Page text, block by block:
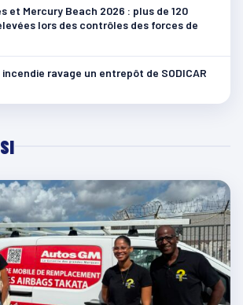
et Mercury Beach 2026 : plus de 120
lors des contrôles des forces de
ravage un entrepôt de SODICAR